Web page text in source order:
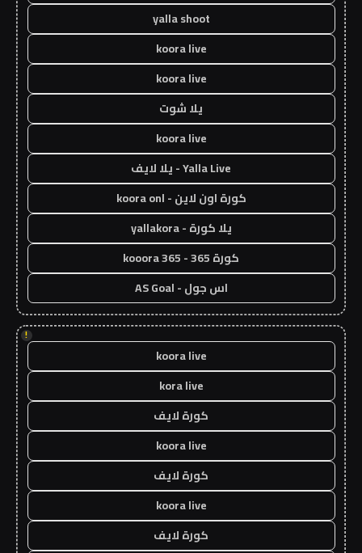
yalla shoot
koora live
koora live
يلا شوت
koora live
Yalla Live - يلا لايف
كورة اون لاين - koora onl
يلا كورة - yallakora
كورة 365 - kooora 365
اس جول - AS Goal
!
koora live
kora live
كورة لايف
koora live
كورة لايف
koora live
كورة لايف